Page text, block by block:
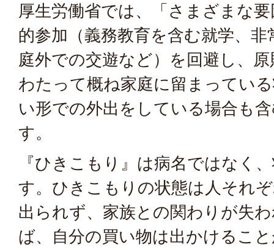
厚生労働省では、「さまざまな
的参加（義務教育を含む就学、
庭外での交遊など）を回避し、
わたって概ね家庭に留まってい
い形での外出をしている場合も
す。
『ひきこもり』は病名ではなく
す。ひきこもりの状態は人それ
出られず、家族との関わりが失
ば、自分の買い物は出かけるこ